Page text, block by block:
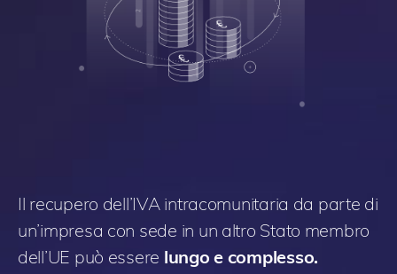
Il recupero dell’IVA intracomunitaria da parte di
un’impresa con sede in un altro Stato membro
dell’UE può essere lungo e complesso.